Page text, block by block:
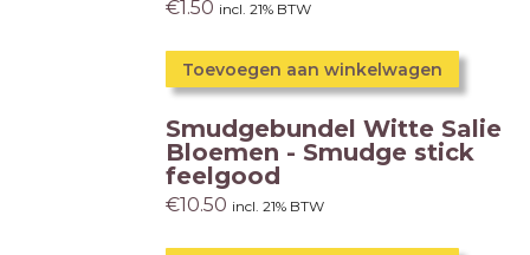
op
de
productpagina
€1.50 incl. 21% BTW
Toevoegen aan winkelwagen
Smudgebundel Witte Salie
Bloemen - Smudge stick
feelgood
€10.50 incl. 21% BTW